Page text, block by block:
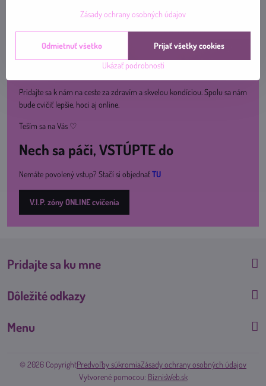
Pridajte sa k nám na ceste za zdravím a skvelou kondíciou. Spolu sa nám
bude cvičiť lepšie, hoci aj online.
Teším sa na Vás ♡
Nech sa páči, VSTÚPTE do
Nemáte povolený vstup? Stačí si objednaťTU
V.I.P. zóny ONLINE cvičenia
Pridajte sa ku mne
Dôležité odkazy
Menu
©2026 CopyrightPredvoľby súkromiaZásady ochrany osobných údajov
Vytvorené pomocou: BiznisWeb.sk
Zásady ochrany osobných údajov
Ukázať podrobnosti
Prijať všetky cookies
Odmietnuť všetko